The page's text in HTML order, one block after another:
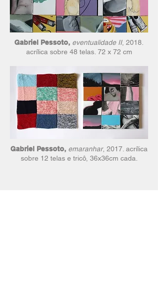
Gabriel Pessoto, eventualidade II, 2018.
acrílica sobre 48 telas. 72 x 72 cm
Gabriel Pessoto, emaranhar, 2017. acrílica
sobre 12 telas e tricô, 36x36cm cada.